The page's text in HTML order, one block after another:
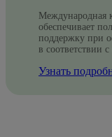
Международная
обеспечивает
поддержку при
в соответствии
Узнать